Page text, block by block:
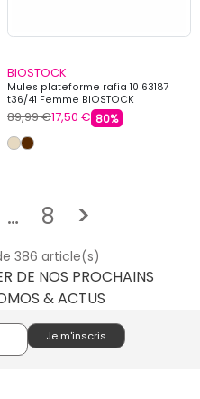
BIOSTOCK
Mules plateforme rafia 10 63187
t36/41 Femme BIOSTOCK
89,99 €17,50 € 80%
… 8 >Suivant
386 article(s)
DE NOS PROCHAINS
& ACTUS